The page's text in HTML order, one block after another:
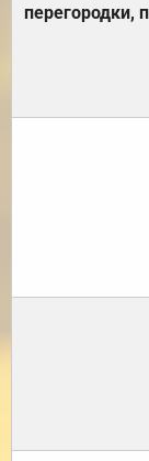
перегородки,